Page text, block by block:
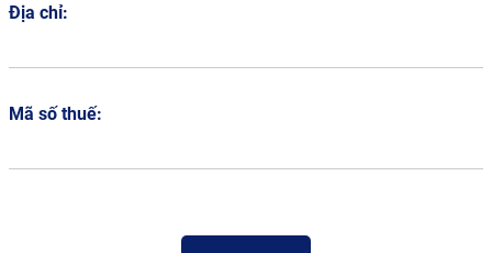
Địa chỉ:
Mã số thuế: